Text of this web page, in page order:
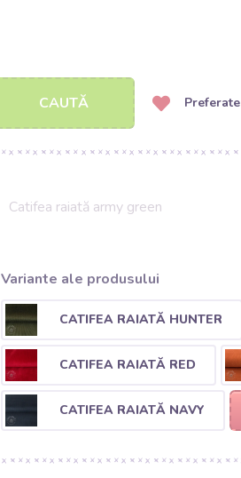
CAUTĂ Preferate
Catifea raiată army green
Variante ale produsului
CATIFEA RAIATĂ HUNTER
CATIFEA RAIATĂ RED
CATIFEA RAIATĂ NAVY